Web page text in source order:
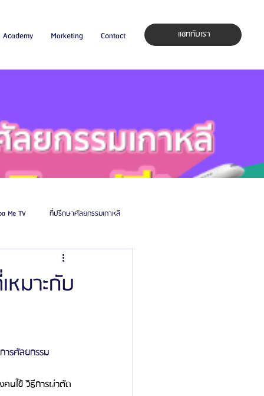
Academy Marketing Contact แชทกับเรา
Me TV ที่ปรึกษาศัลยกรรมเกาหลี
ศัลยแพทย์ ประเทศเกาหลี
Consultant
หมาะกับ
ารศัลยกรรม
นไข้ วิธีการผ่าตัด